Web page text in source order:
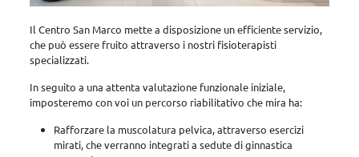
Il Centro San Marco mette a disposizione un efficiente servizio,
che può essere fruito attraverso i nostri fisioterapisti
specializzati.
In seguito a una attenta valutazione funzionale iniziale,
imposteremo con voi un percorso riabilitativo che mira ha:
Rafforzare la muscolatura pelvica, attraverso esercizi
mirati, che verranno integrati a sedute di ginnastica